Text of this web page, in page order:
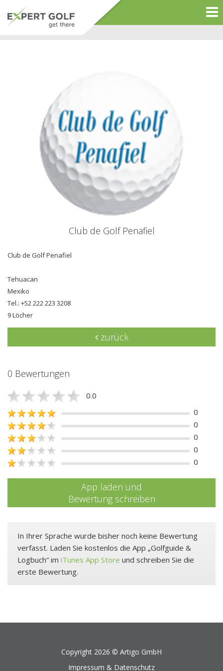
Club de Golf Penafiel
Club de Golf Penafiel
Tehuacan
Mexiko
Tel.: +52 222 223 3208
9 Löcher
zurück
0 Bewertungen
0.0
0
0
0
0
0
App laden und
Bewertung schreiben
In Ihrer Sprache wurde bisher noch keine Bewertung
verfasst. Laden Sie kostenlos die App „Golfguide &
Logbuch“ im iTunes App Store und schreiben Sie die
erste Bewertung.
Copyright 2026 © Artigo GmbH
Impressum & Datenschutz